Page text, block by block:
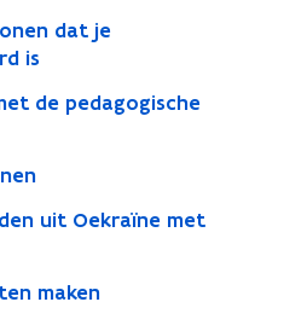
dat je
is
de pedagogische
uit Oekraïne met
maken